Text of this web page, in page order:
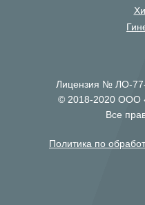
Лицензия № ЛО-
© 2018-2020
Все
Политика по